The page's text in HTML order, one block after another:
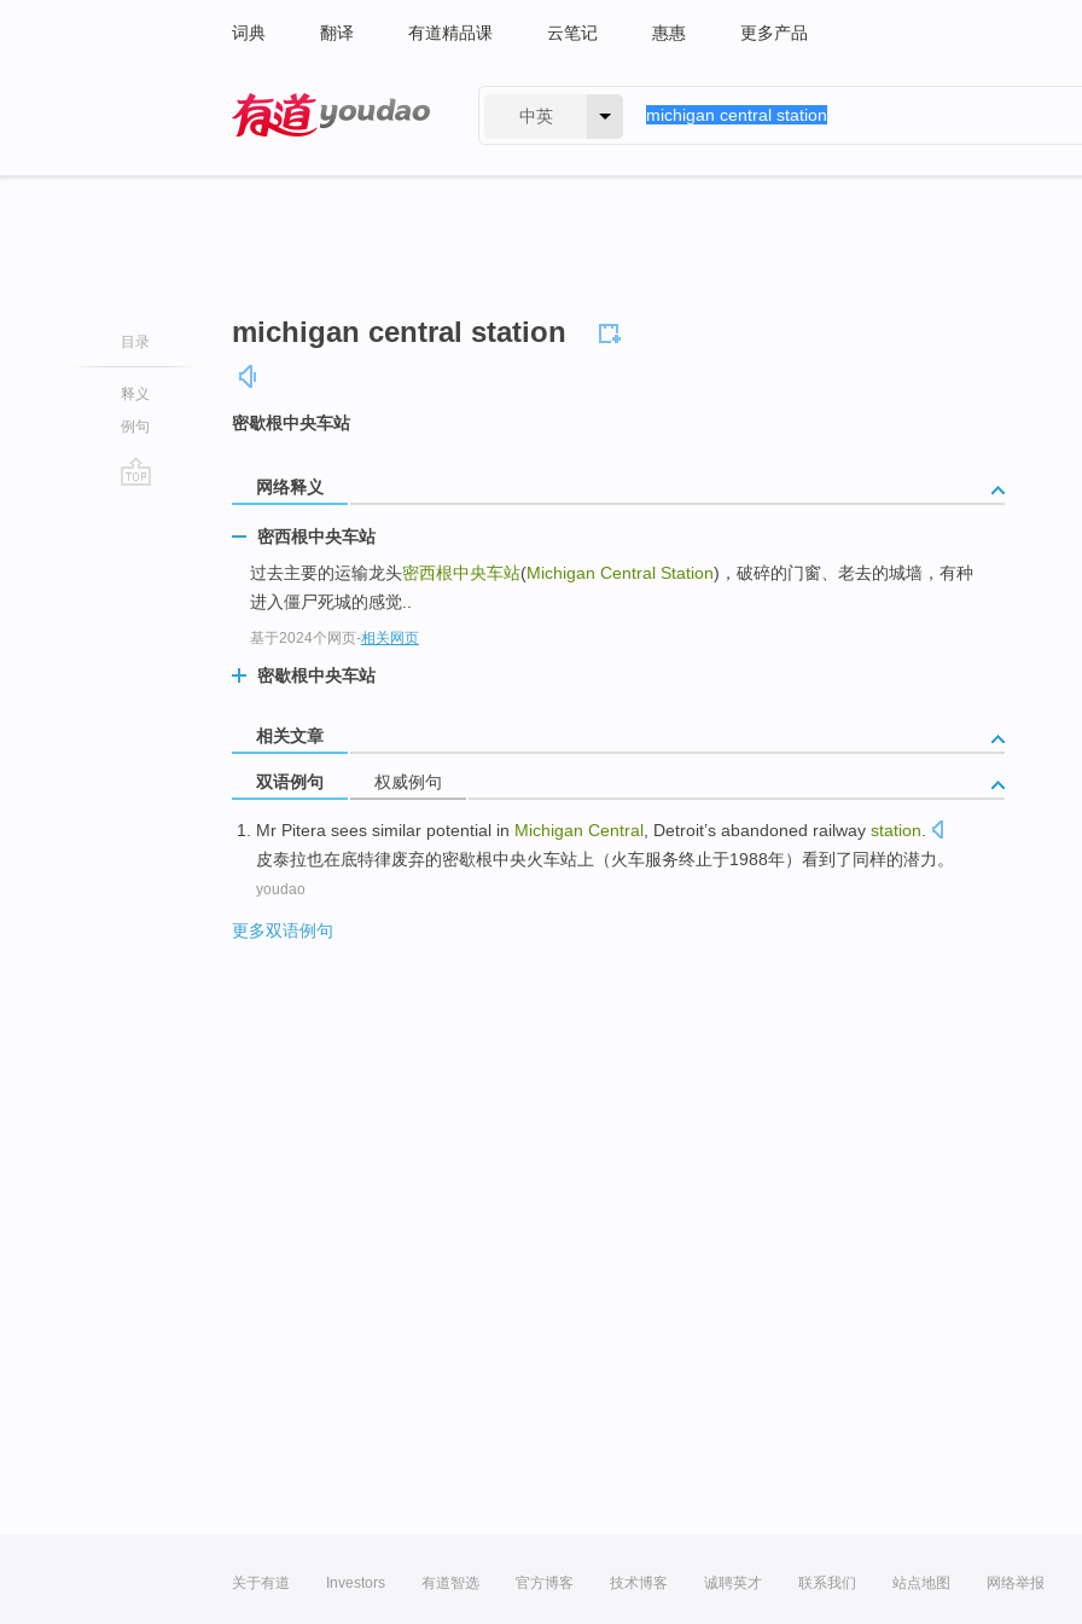
词典 翻译 有道精品课 云笔记 惠惠 更多产品
中英
目录
释义
例句
michigan central station
密歇根中央车站
网络释义
密西根中央车站
过去主要的运输龙头密西根中央车站(Michigan Central Station)，破碎的门窗、老去的城墙，有种
进入僵尸死城的感觉..
基于2024个网页-相关网页
密歇根中央车站
相关文章
双语例句 权威例句
Mr Pitera sees similar potential in Michigan Central , Detroit’s abandoned railway station
皮泰拉也在底特律废弃的密歇根中央火车站上（火车服务终止于1988年） 看到了同样的潜力 。
youdao
更多双语例句
关于有道 Investors 有道智选 官方博客 技术博客 诚聘英才 联系我们 站点地图 网络举报